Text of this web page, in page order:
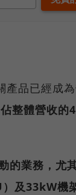
品已經成
整體營收的
的業務，尤
）及33kW